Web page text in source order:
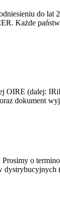
do lat
Każde
OIRE (dalej:
dokument
o
dystrybucyjnych